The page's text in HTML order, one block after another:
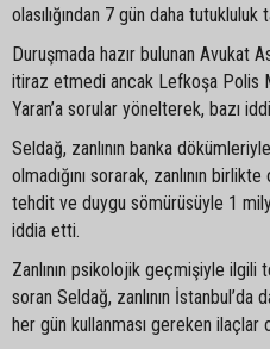
olasılığından 7 gün daha tutukluluk
Duruşmada hazır bulunan Avukat
itiraz etmedi ancak Lefkoşa Polis
Yaran’a sorular yönelterek, bazı
Seldağ, zanlının banka
olmadığını sorarak, zanlının
tehdit ve duygu sömürüsüyle 1
iddia etti.
Zanlının psikolojik geçmişiyle ilgili
soran Seldağ, zanlının
her gün kullanması gereken ilaçlar